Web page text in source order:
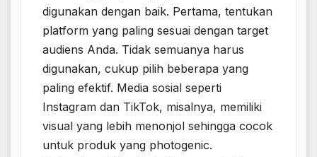
digunakan dengan baik. Pertama, tentukan
platform yang paling sesuai dengan target
audiens Anda. Tidak semuanya harus
digunakan, cukup pilih beberapa yang
paling efektif. Media sosial seperti
Instagram dan TikTok, misalnya, memiliki
visual yang lebih menonjol sehingga cocok
untuk produk yang photogenic.